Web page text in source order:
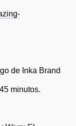
de Inka Brand
minutos.